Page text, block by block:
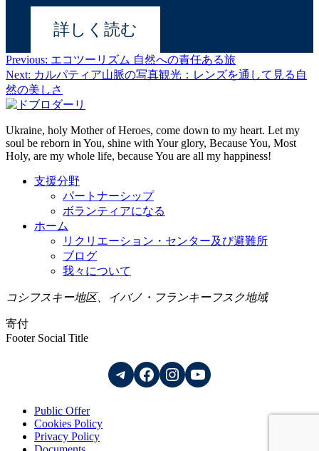
詳しく読む
投
稿
ナ
ビ
ゲ
Previous: エコツーリズム 自然への責任ある旅
Next: カルパティア山脈の写真観光：レンズを通して見る自
然の美しさ
Ukraine, holy Mother of Heroes, come down to my heart. Let my
soul be reborn in You, shine with Your glory, Because You, Most
Holy, are my whole life, because You are all my happiness!
支援分野
パートナーシップ
ボランティアになる
ホーム
リクリエーション・センター及び避難所
ブログ
我々について
コシフスキー地区、イバノ・フランキーフスク地域
寄付
Footer Social Title
Telegram
Facebook
Instagram
YouTube
Public Offer
Cookies Policy
Privacy Policy